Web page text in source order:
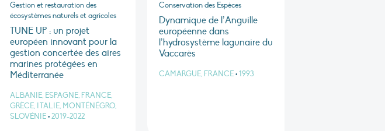
Gestion et restauration des
écosystèmes naturels et agricoles
TUNE UP : un projet
européen innovant pour la
gestion concertée des aires
marines protégées en
Méditerranée
ALBANIE, ESPAGNE, FRANCE,
GRÈCE, ITALIE, MONTÉNÉGRO,
SLOVÉNIE•2019-2022
Conservation des Espèces
Dynamique de l’Anguille
européenne dans
l’hydrosystème lagunaire du
Vaccarès
CAMARGUE, FRANCE•1993